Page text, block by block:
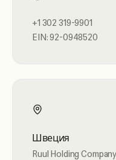
+1 302 319-9901
EIN: 92-0948520
Швеция
Ruul Holding